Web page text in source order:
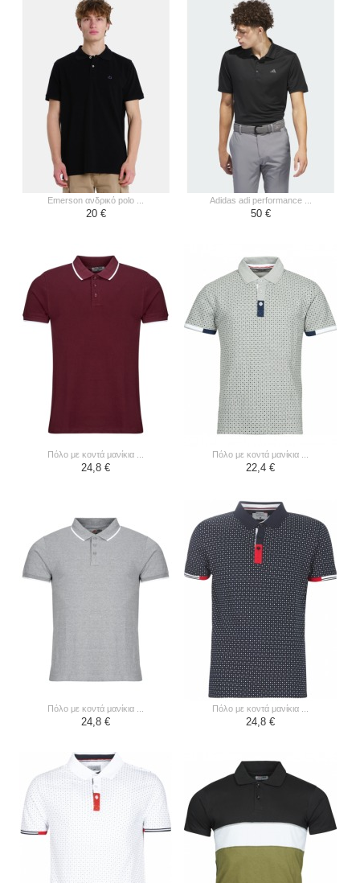
emerson ανδρικό polo ...
20 €
adidas adi performance ...
50 €
πόλο με κοντά μανίκια ...
24,8 €
πόλο με κοντά μανίκια ...
22,4 €
πόλο με κοντά μανίκια ...
24,8 €
πόλο με κοντά μανίκια ...
24,8 €